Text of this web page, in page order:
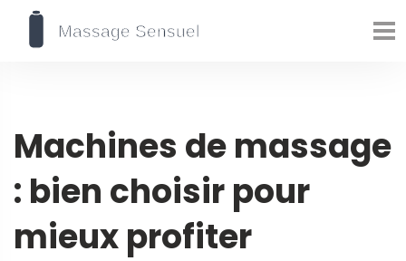
Machines de massage
: bien choisir pour
mieux profiter